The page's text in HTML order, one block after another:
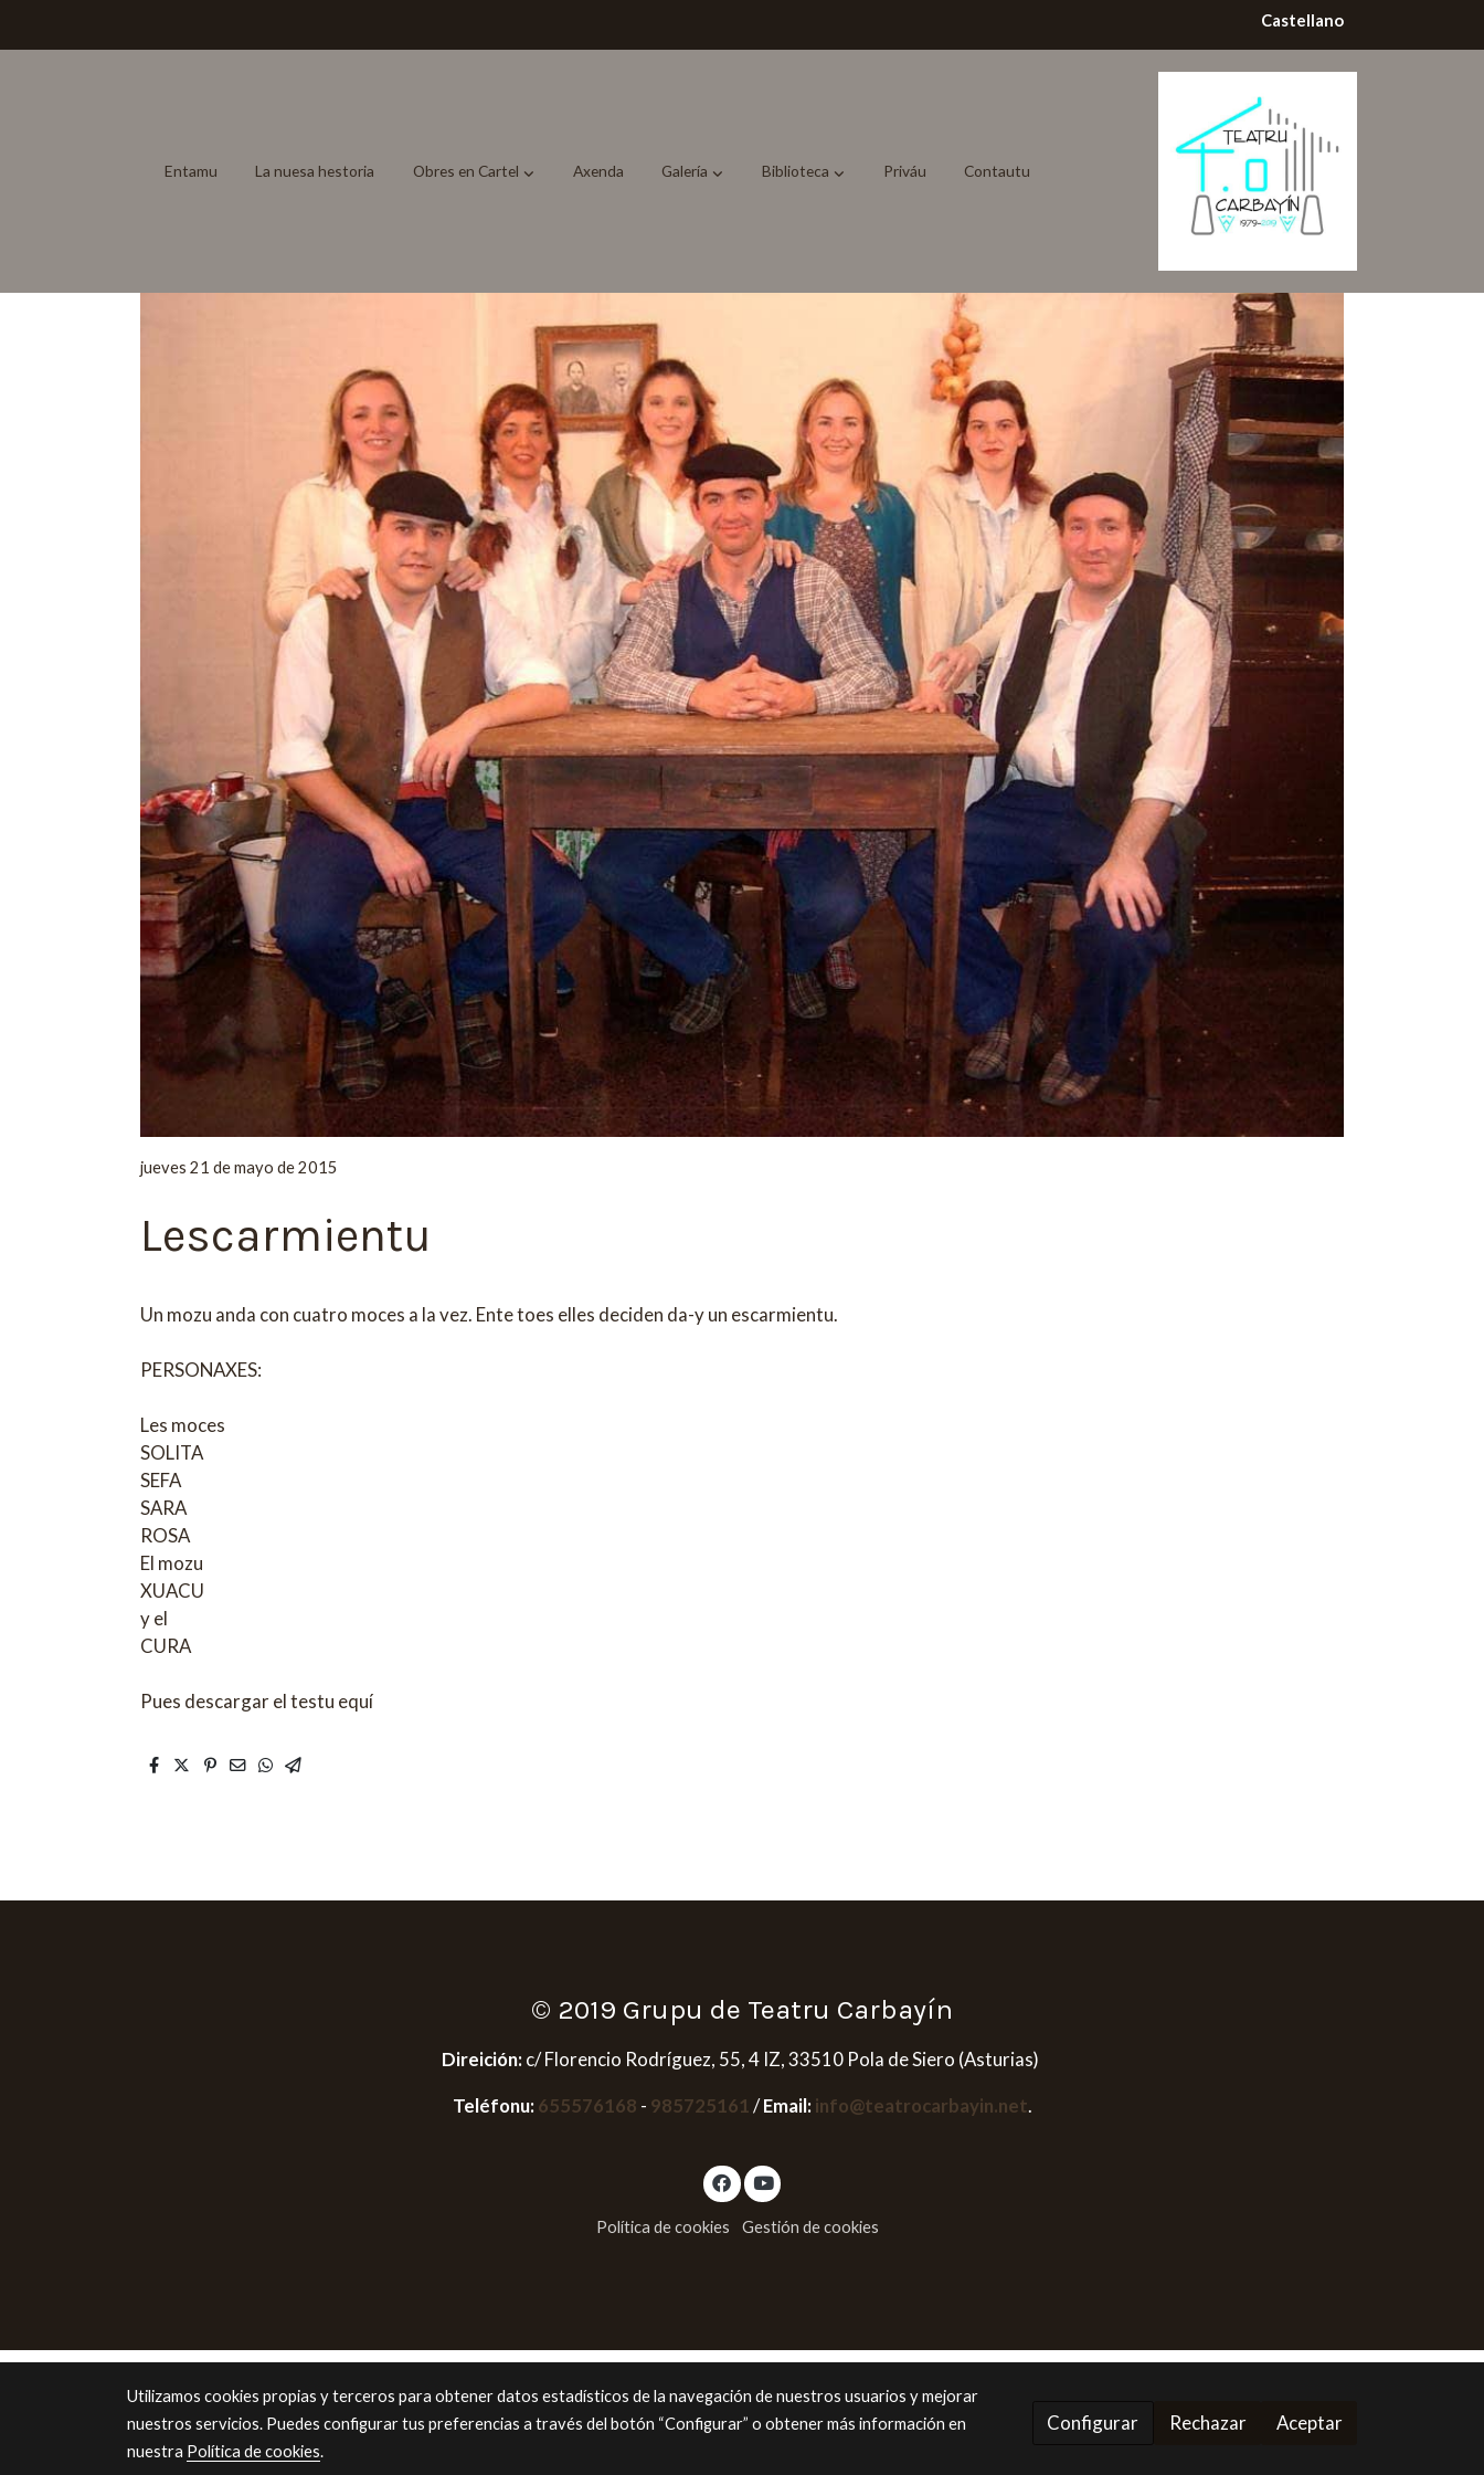
Castellano
Entamu La nuesa hestoria Obres en Cartel Axenda Galería Biblioteca Priváu Contautu
jueves 21 de mayo de 2015
Lescarmientu
Un mozu anda con cuatro moces a la vez. Ente toes elles deciden da-y un escarmientu.
PERSONAXES:
Les moces
SOLITA
SEFA
SARA
ROSA
El mozu
XUACU
y el
CURA
Pues descargar el testu equí
© 2019 Grupu de Teatru Carbayín
Direición: c/ Florencio Rodríguez, 55, 4 IZ, 33510 Pola de Siero (Asturias)
Teléfonu: 655576168 - 985725161 /Email: info@teatrocarbayin.net.
Política de cookies Gestión de cookies
Utilizamos cookies propias y terceros para obtener datos estadísticos de la navegación de nuestros usuarios y mejorar
nuestros servicios. Puedes configurar tus preferencias a través del botón “Configurar” o obtener más información en
nuestra Política de cookies.
Configurar Rechazar Aceptar